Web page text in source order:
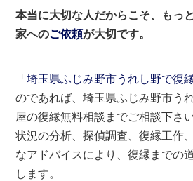
本当に大切な人だからこそ、もっ
家へのご依頼が大切です。
「埼玉県ふじみ野市うれし野で復
のであれば、埼玉県ふじみ野市う
屋の復縁無料相談までご相談下さい
状況の分析、探偵調査、復縁工作
なアドバイスにより、復縁までの
します。